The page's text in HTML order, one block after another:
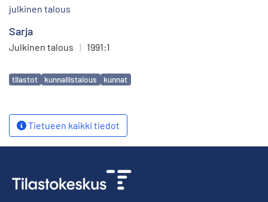
julkinen talous
Sarja
Julkinen talous | 1991:1
Avainsanat
tilastot kunnallistalous kunnat
Tietueen kaikki tiedot